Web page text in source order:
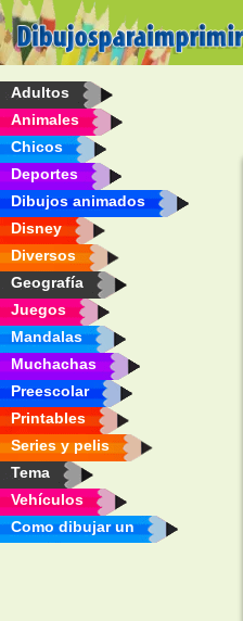
Adultos
Animales
Chicos
Deportes
Dibujos animados
Disney
Diversos
Geografía
Juegos
Mandalas
Muchachas
Preescolar
Printables
Series y pelis
Tema
Vehículos
Como dibujar un